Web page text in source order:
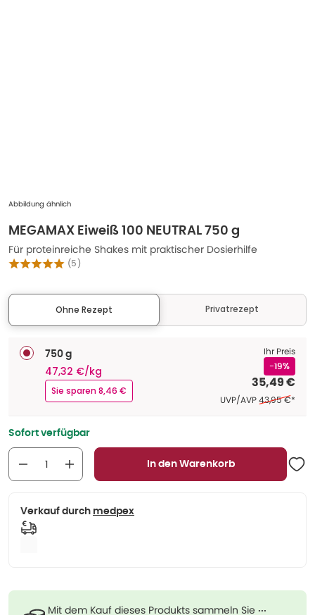
Abbildung ähnlich
MEGAMAX Eiweiß 100 NEUTRAL 750 g
Für proteinreiche Shakes mit praktischer Dosierhilfe
(5)
Ohne Rezept Privatrezept
750 g
47,32 €/kg
Sie sparen 8,46 €
Ihr Preis
-19%
35,49 €
UVP/AVPEhemaliger
43,95 €*
Sofort verfügbar
In den Warenkorb
Verkauf durch medpex
Mit dem Kauf dieses Produkts sammeln Sie ···